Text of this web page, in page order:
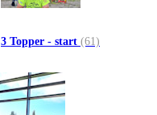
3 Topper - start (61)